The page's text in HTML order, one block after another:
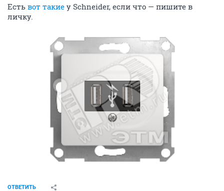
Есть вот такие у Schneider, если что — пишите в
личку.
ОТВЕТИТЬ